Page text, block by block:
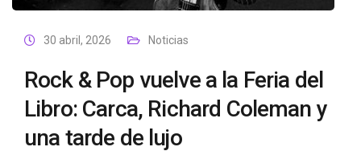
30 abril, 2026 Noticias
Rock & Pop vuelve a la Feria del
Libro: Carca, Richard Coleman y
una tarde de lujo